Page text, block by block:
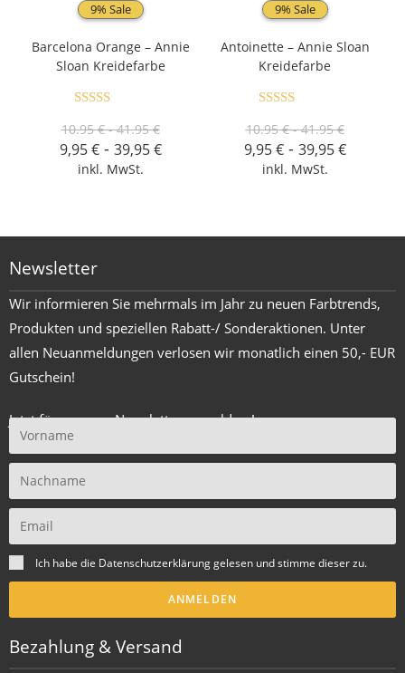
9% Sale
Barcelona Orange – Annie
Sloan Kreidefarbe
10.95 € - 41.95 €
9,95€- 39,95€
inkl. MwSt.
9% Sale
Antoinette – Annie Sloan
Kreidefarbe
10.95 € - 41.95 €
9,95€- 39,95€
inkl. MwSt.
Newsletter
Wir informieren Sie mehrmals im Jahr zu neuen Farbtrends,
Produkten und speziellen Rabatt-/ Sonderaktionen. Unter
allen Neuanmeldungen verlosen wir monatlich einen 50,- EUR
Gutschein!
Jetzt für unseren Newsletter anmelden !
Ich habe die Datenschutzerklärunggelesen und stimme dieser zu.
ANMELDEN
Bezahlung & Versand